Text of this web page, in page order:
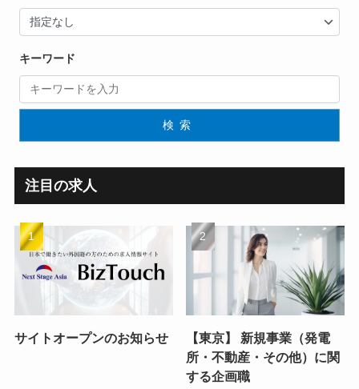
キーワード
検索
注目の求人
サイトオープンのお知らせ
【東京】 新規事業（発電
所・不動産・その他）に関
する企画職